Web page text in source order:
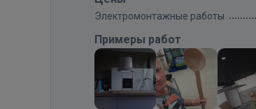
Электромонтажные работы
Примеры работ